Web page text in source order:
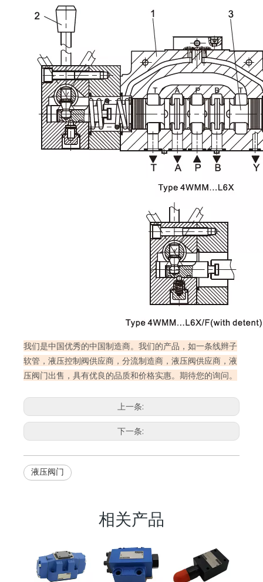
我们是中国优秀的中国制造商。我们的产品，如一条线辫子
软管，液压控制阀供应商，分流制造商，液压阀供应商，液
压阀门出售，具有优良的品质和价格实惠。期待您的询问。
上一条:
下一条:
液压阀门
相关产品